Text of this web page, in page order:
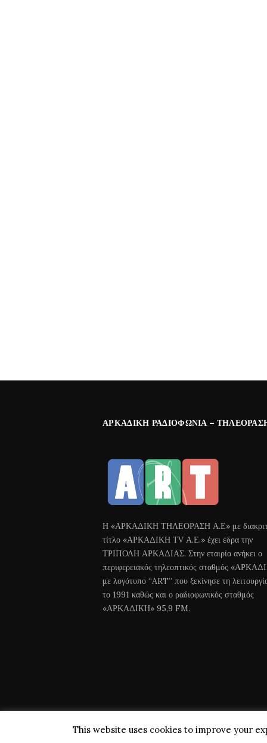
ΑΡΚΑΔΙΚΉ ΡΑΔΙΟΦΩΝΊΑ –
Η «ΑΡΚΑΔΙΚΗ ΤΗΛΕΟΡΑΣΗ Α.Ε» με
τίτλο «ΑΡΚΑΔΙΚΗ ΤV Α.Ε.» έχει έδρα την
ΤΡΙΠΟΛΗ ΑΡΚΑΔΙΑΣ. Στην εταιρία ανήκει ο
περιφερειακός τηλεοπτικός σταθμός
με λογότυπο “ART” που ξεκίνησε τη
το 1991 καθώς και ο ραδιοφωνικός σταθμός
«ΑΡΚΑΔΙΚΗ» 95,9 FM.
Arkadiki TV © 2018 All Rights Reserved
This website uses cookies to improve your